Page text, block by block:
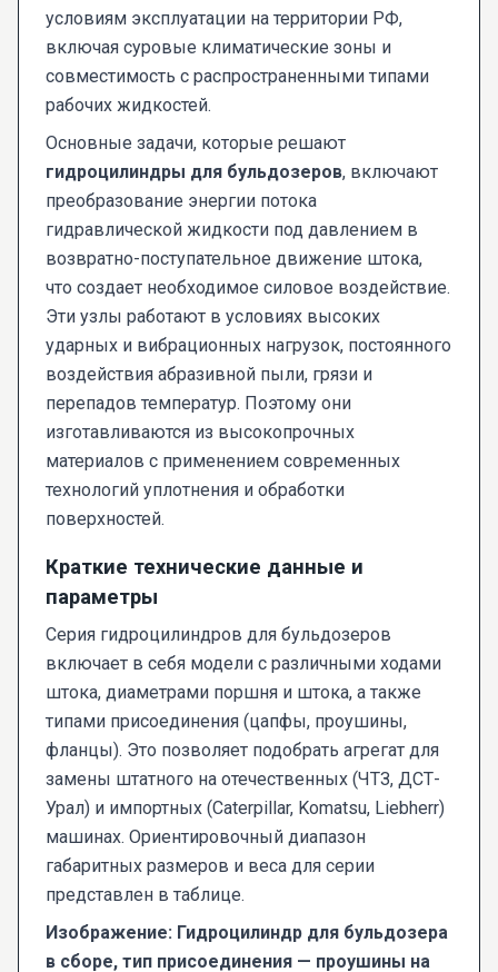
условиям эксплуатации на территории РФ,
включая суровые климатические зоны и
совместимость с распространенными типами
рабочих жидкостей.
Основные задачи, которые решают
гидроцилиндры для бульдозеров, включают
преобразование энергии потока
гидравлической жидкости под давлением в
возвратно-поступательное движение штока,
что создает необходимое силовое воздействие.
Эти узлы работают в условиях высоких
ударных и вибрационных нагрузок, постоянного
воздействия абразивной пыли, грязи и
перепадов температур. Поэтому они
изготавливаются из высокопрочных
материалов с применением современных
технологий уплотнения и обработки
поверхностей.
Краткие технические данные и
параметры
Серия гидроцилиндров для бульдозеров
включает в себя модели с различными ходами
штока, диаметрами поршня и штока, а также
типами присоединения (цапфы, проушины,
фланцы). Это позволяет подобрать агрегат для
замены штатного на отечественных (ЧТЗ, ДСТ-
Урал) и импортных (Caterpillar, Komatsu, Liebherr)
машинах. Ориентировочный диапазон
габаритных размеров и веса для серии
представлен в таблице.
Изображение: Гидроцилиндр для бульдозера
в сборе, тип присоединения — проушины на